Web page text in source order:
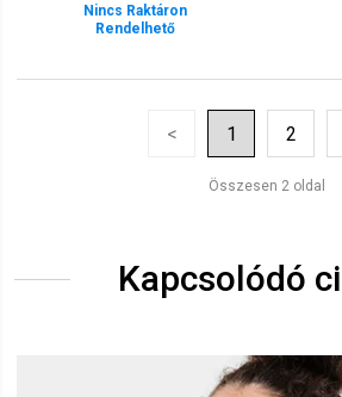
Nincs Raktáron
Rendelhető
< 1 2
Összesen 2 oldal
Kapcsolódó